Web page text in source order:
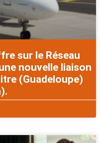
sur le Réseau
nouvelle liaison
(Guadeloupe)